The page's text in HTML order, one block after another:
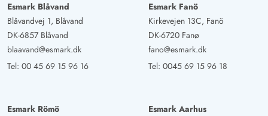
Esmark Blåvand
Blåvandvej 1, Blåvand
DK-6857 Blåvand
blaavand@esmark.dk
Tel: 00 45 69 15 96 16
Esmark Fanö
Kirkevejen 13C, Fanö
DK-6720 Fanø
fano@esmark.dk
Tel: 0045 69 15 96 18
Esmark Römö
Esmark Aarhus